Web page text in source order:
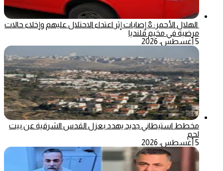
الهلال الأحمر: 8 إصابات إثر اعتداء الاحتلال عليهم وإخلاء حالات
مرضية في مخيم قلنديا
5 أغسطس، 2026
مخطط استيطاني جديد يهدد بعزل القدس الشرقية عن بيت
لحم
5 أغسطس، 2026